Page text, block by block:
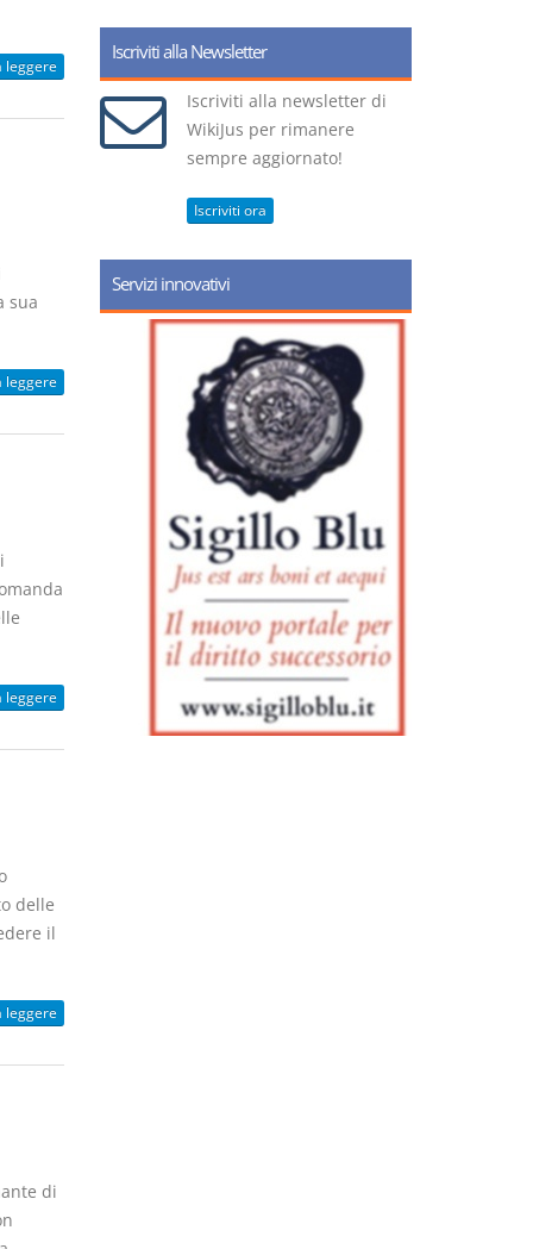
leggere
sua
leggere
leggere
delle
il
leggere
di
Iscriviti alla Newsletter
Iscriviti alla newsletter di
WikiJus per rimanere
sempre aggiornato!
Iscriviti ora
Servizi innovativi